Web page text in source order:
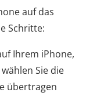
auf das
Schritte:
Ihrem iPhone,
Sie die
übertragen